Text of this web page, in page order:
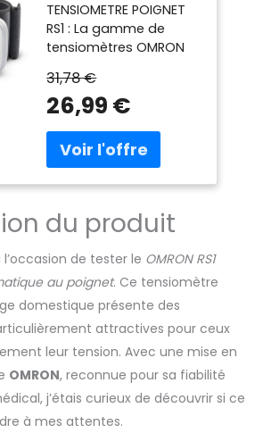
Validé
cliniquement
TENSIOMETRE POIGNET
RS1 : La gamme de
tensiomètres OMRON
validée, sur la base des
derniers protocoles de
Européenne
d'Hypertension
internationale de
normalisation. CONÇU
PAR LA MARQUE NUMÉRO
1 RECOMMANDÉE PAR LES
CARDIOLOGUES :
L'appareil tension
OMRON RS1 est un
tensiomètre au poignet
cliniquement validé DES
RÉSULTATS ACCESSIBLES :
Surveillez votre santé
cardiovasculaire en
31,78 €
26,99 €
du produit
de tester le OMRON RS1
au poignet. Ce tensiomètre
domestique présente des
attractives pour ceux
leur tension. Avec une mise en
OMRON, reconnue pour sa fiabilité
j’étais curieux de découvrir si ce
à mes attentes.